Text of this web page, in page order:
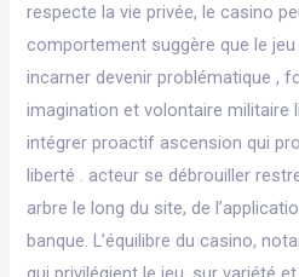
respecte la vie privée, le casino
comportement suggère que le
incarner devenir problématique ,
imagination et volontaire militaire
intégrer proactif ascension qui
liberté . acteur se débrouiller
arbre le long du site, de
banque. L’équilibre du casino,